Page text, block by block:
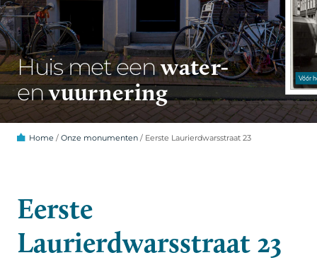
Huis met eenwater-
envuurnering
Home /Onze monumenten / Eerste Laurierdwarsstraat 23
Eerste
Laurierdwarsstraat 23